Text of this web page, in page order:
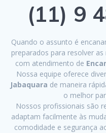
(11) 9
Quando o assunto é
preparados para resolver
com atendimento de
Nossa equipe oferece
Jabaquara de maneira
o melhor
Nossos profissionais são
adaptam facilmente às
comodidade e segurança